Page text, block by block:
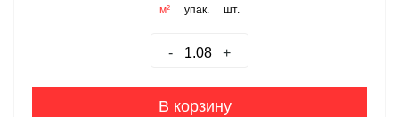
м² упак. шт.
- +
В корзину